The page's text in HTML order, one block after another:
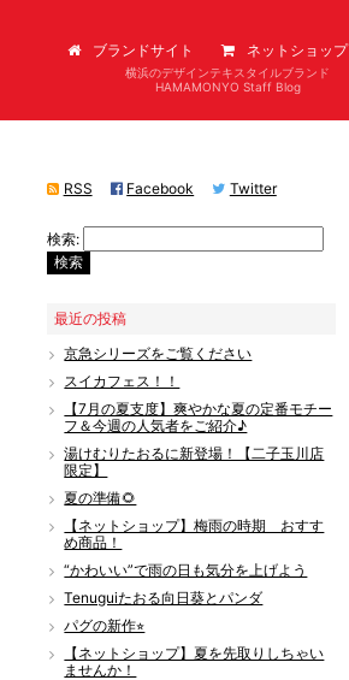
ブランドサイト ネットショップ
横浜のデザインテキスタイルブランド
HAMAMONYO Staff Blog
RSS Facebook Twitter
検索:
最近の投稿
京急シリーズをご覧ください
スイカフェス！！
【7月の夏支度】爽やかな夏の定番モチー
フ＆今週の人気者をご紹介♪
湯けむりたおるに新登場！【二子玉川店
限定】
夏の準備🌻
【ネットショップ】梅雨の時期 おすす
め商品！
“かわいい”で雨の日も気分を上げよう
Tenuguiたおる向日葵とパンダ
パグの新作⭐︎
【ネットショップ】夏を先取りしちゃい
ませんか！